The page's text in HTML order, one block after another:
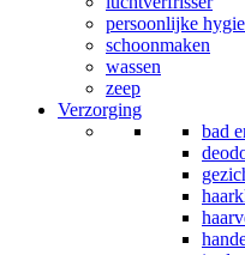
persoonlijke
schoonmaken
wassen
zeep
Verzorging
bad